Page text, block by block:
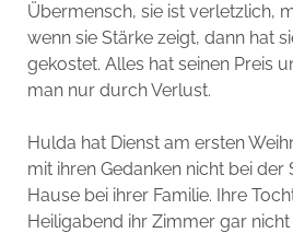
Übermensch, sie ist verletzlich,
wenn sie Stärke zeigt, dann hat
gekostet. Alles hat seinen Preis
man nur durch Verlust.
Hulda hat Dienst am ersten
mit ihren Gedanken nicht bei der
Hause bei ihrer Familie. Ihre
Heiligabend ihr Zimmer gar